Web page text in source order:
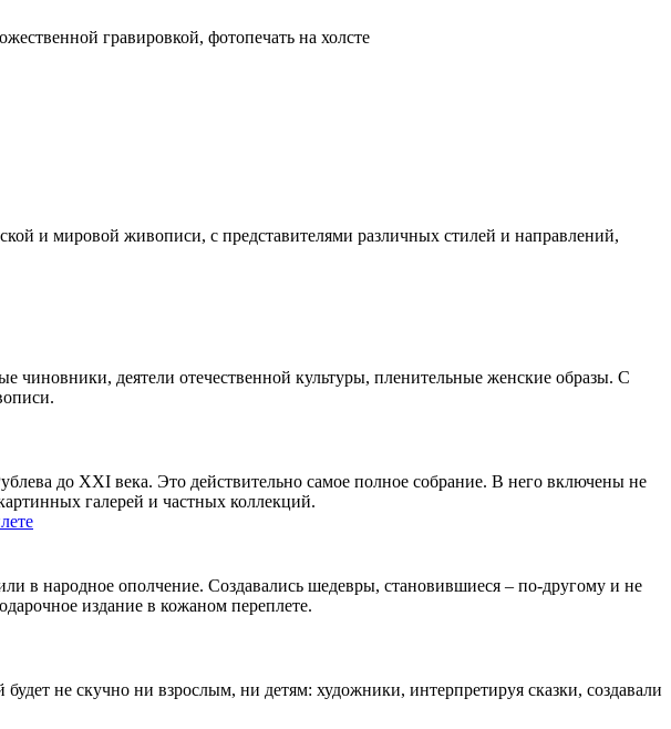
гравировкой, фотопечать на холсте
и мировой живописи, с представителями различных стилей и направлений,
чиновники, деятели отечественной культуры, пленительные женские образы. С
до XXI века. Это действительно самое полное собрание. В него включены не
галерей и частных коллекций.
в народное ополчение. Создавались шедевры, становившиеся – по-другому и не
издание в кожаном переплете.
не скучно ни взрослым, ни детям: художники, интерпретируя сказки, создавали